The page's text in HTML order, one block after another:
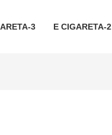
3 E CIGARETA-2